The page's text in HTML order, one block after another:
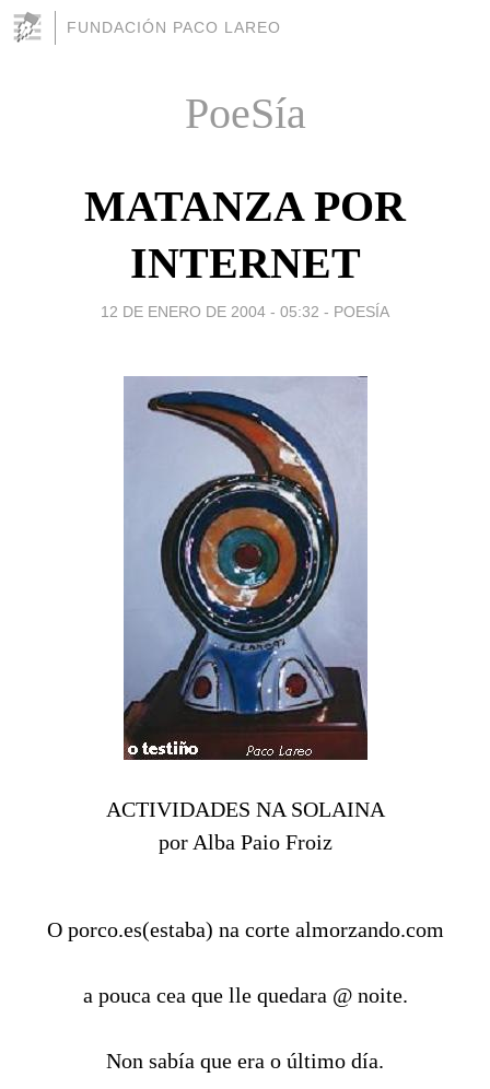
FUNDACIÓN PACO LAREO
PoeSía
MATANZA POR
INTERNET
12 DE ENERO DE 2004 - 05:32 - POESÍA
ACTIVIDADES NA SOLAINA
por Alba Paio Froiz
O porco.es(estaba) na corte almorzando.com
a pouca cea que lle quedara @ noite.
Non sabía que era o último día.